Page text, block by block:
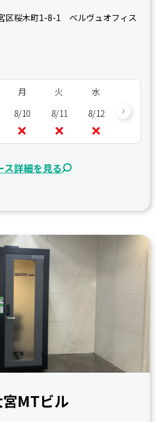
区桜木町1-8-1 ベルヴュオフィス
月
8/10
火
8/11
水
8/12
8/13
ス詳細を見る
MTビル